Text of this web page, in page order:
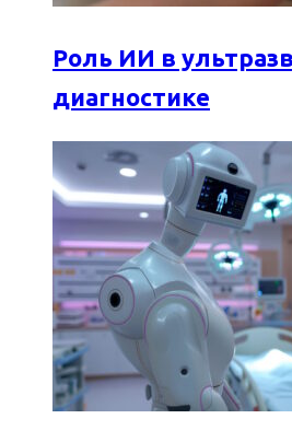
Роль ИИ в
диагностике